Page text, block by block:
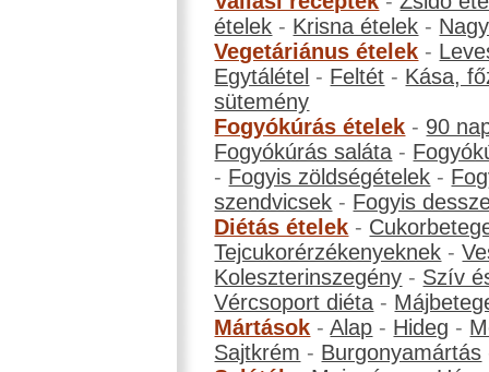
ételek - Krisna ételek -
Vegetáriánus ételek -
Egytálétel - Feltét - Kása,
sütemény
Fogyókúrás ételek - 90
Fogyókúrás saláta -
- Fogyis zöldségételek -
szendvicsek - Fogyis
Diétás ételek -
Tejcukorérzékenyeknek -
Koleszterinszegény - Szív
Vércsoport diéta -
Mártások -Alap - Hideg -
Sajtkrém - Burgonyamártás